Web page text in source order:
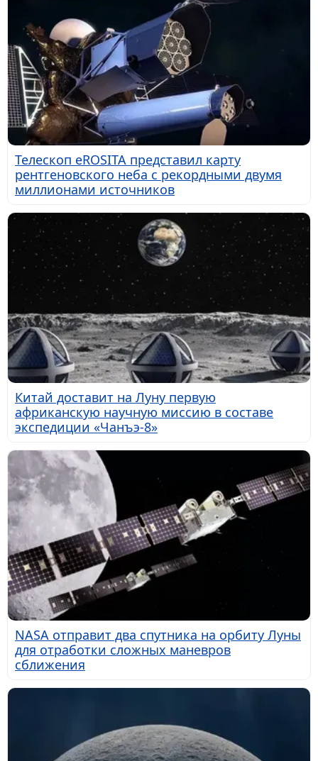
Телескоп eROSITA представил карту
рентгеновского неба с рекордными двумя
миллионами источников
Китай доставит на Луну первую
африканскую научную миссию в составе
экспедиции «Чанъэ-8»
NASA отправит два спутника на орбиту Луны
для отработки сложных маневров
сближения